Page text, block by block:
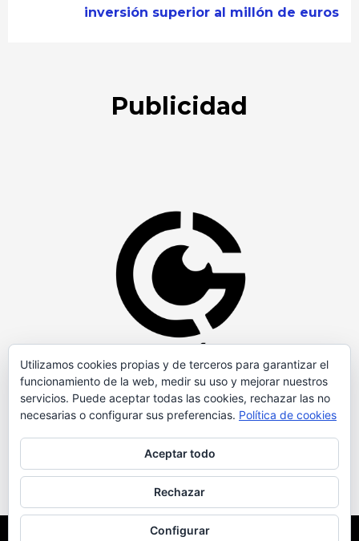
inversión superior al millón de euros
Publicidad
Utilizamos cookies propias y de terceros para garantizar el
funcionamiento de la web, medir su uso y mejorar nuestros
servicios. Puede aceptar todas las cookies, rechazar las no
necesarias o configurar sus preferencias. Política de cookies
Aceptar todo
Rechazar
Configurar